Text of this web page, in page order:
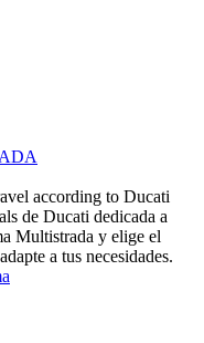
according to Ducati
de Ducati dedicada a
Multistrada y elige el
a tus necesidades.